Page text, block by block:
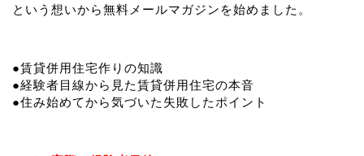
という想いから無料メールマガジンを始めました。
●賃貸併用住宅作りの知識
●経験者目線から見た賃貸併用住宅の本音
●住み始めてから気づいた失敗したポイント